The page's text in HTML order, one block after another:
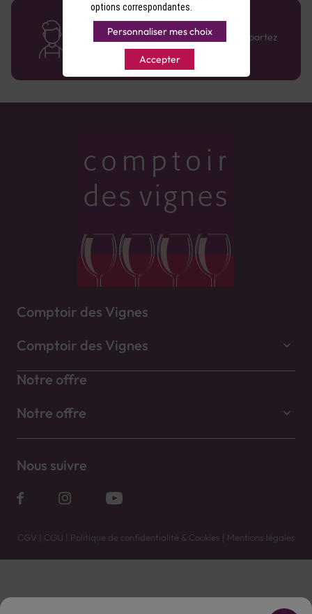
Des cavistes à votre écoute
Bénéficiez de conseils sur-mesure et repartez
avec le sourire :)
Comptoir des Vignes
Comptoir des Vignes
Notre offre
Notre offre
Nous suivre
CGV | CGU | Politique de confidentialité & Cookies | Mentions légales
Vente uniquement en caves. Contactez votre caviste pour plus de renseignements.
options correspondantes.
Personnaliser mes choix
Accepter